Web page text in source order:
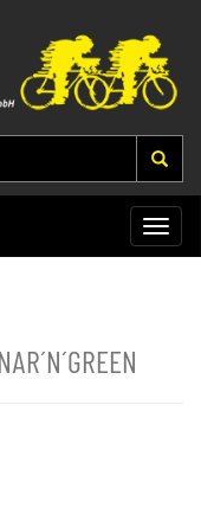
Toggle